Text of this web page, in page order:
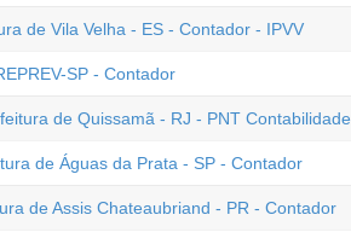
de Vila Velha - ES - Contador - IPVV
SP - Contador
de Quissamã - RJ - PNT Contabilidade
de Águas da Prata - SP - Contador
de Assis Chateaubriand - PR - Contador